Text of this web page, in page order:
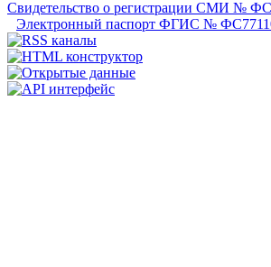
Свидетельство о регистрации СМИ №
Электронный паспорт ФГИС №